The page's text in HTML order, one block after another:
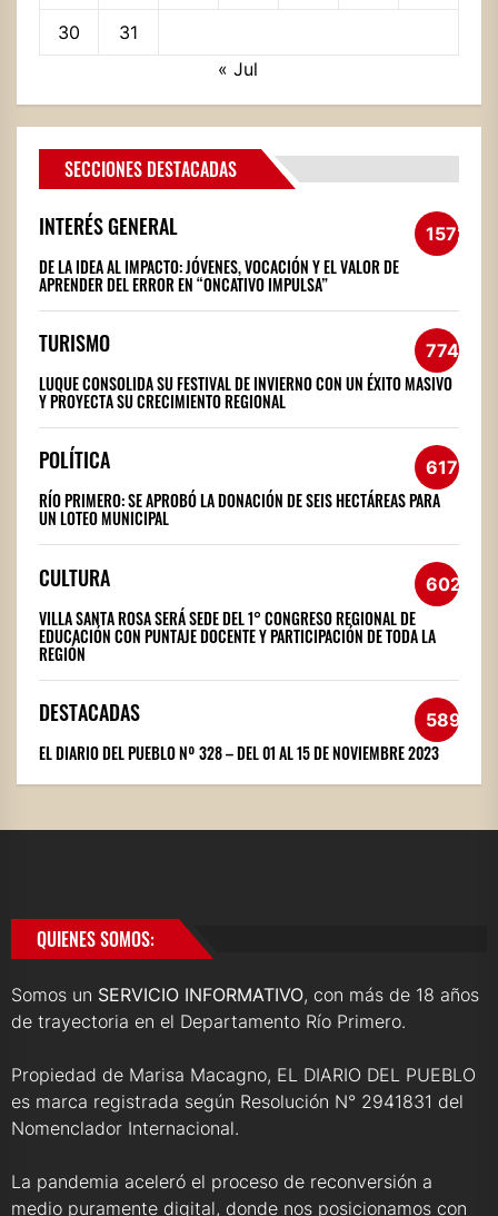
30
31
« Jul
SECCIONES DESTACADAS
INTERÉS GENERAL 1572
DE LA IDEA AL IMPACTO: JÓVENES, VOCACIÓN Y EL VALOR DE
APRENDER DEL ERROR EN “ONCATIVO IMPULSA”
TURISMO 774
LUQUE CONSOLIDA SU FESTIVAL DE INVIERNO CON UN ÉXITO MASIVO
Y PROYECTA SU CRECIMIENTO REGIONAL
POLÍTICA 617
RÍO PRIMERO: SE APROBÓ LA DONACIÓN DE SEIS HECTÁREAS PARA
UN LOTEO MUNICIPAL
CULTURA 602
VILLA SANTA ROSA SERÁ SEDE DEL 1° CONGRESO REGIONAL DE
EDUCACIÓN CON PUNTAJE DOCENTE Y PARTICIPACIÓN DE TODA LA
REGIÓN
DESTACADAS 589
EL DIARIO DEL PUEBLO Nº 328 – DEL 01 AL 15 DE NOVIEMBRE 2023
QUIENES SOMOS:
Somos un SERVICIO INFORMATIVO, con más de 18 años
de trayectoria en el Departamento Río Primero.
Propiedad de Marisa Macagno, EL DIARIO DEL PUEBLO
es marca registrada según Resolución N° 2941831 del
Nomenclador Internacional.
La pandemia aceleró el proceso de reconversión a
medio puramente digital, donde nos posicionamos con